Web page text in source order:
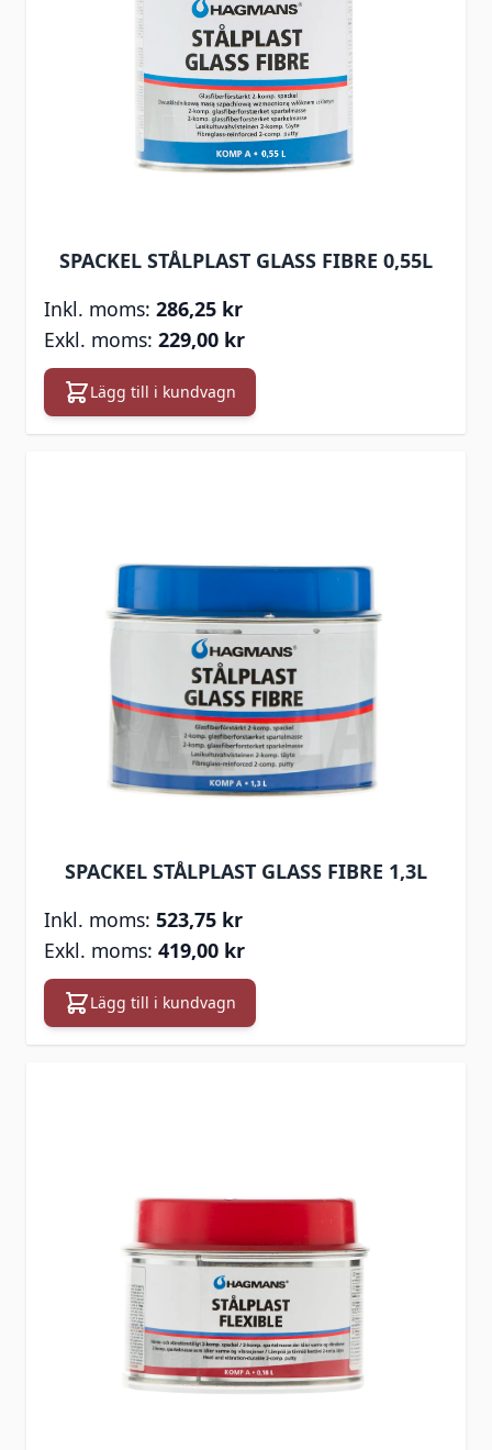
SPACKEL STÅLPLAST GLASS FIBRE 0,55L
286,25 kr
229,00 kr
Lägg till i kundvagn
SPACKEL STÅLPLAST GLASS FIBRE 1,3L
523,75 kr
419,00 kr
Lägg till i kundvagn